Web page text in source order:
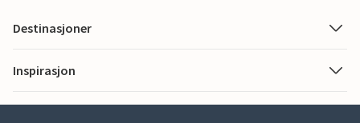
Destinasjoner
Inspirasjon